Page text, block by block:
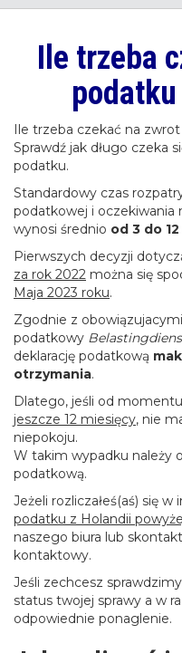
Ile trzeba
Ile trzeba czekać na
Sprawdź jak długo czeka
podatku.
Standardowy czas
podatkowej i oczekiwania
wynosi średnio od 3 do
Pierwszych decyzji
za rok 2022 można się
Maja 2023 roku.
Zgodnie z
podatkowy
deklarację podatkową
otrzymania.
Dlatego, jeśli od
jeszcze 12 miesięcy, nie
niepokoju.
W takim wypadku należy
podatkową.
Jeżeli rozliczałeś(aś) się w
podatku z Holandii
naszego biura lub
kontaktowy.
Jeśli zechcesz
status twojej sprawy a w
odpowiednie ponaglenie.